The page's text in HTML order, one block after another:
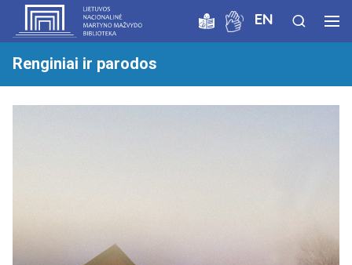
EN
Renginiai ir parodos